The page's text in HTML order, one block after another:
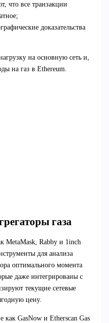
что все транзакции
доказательства
на основную сеть и,
на газ в Ethereum.
газа
MetaMask, Rabby и 1inch
для анализа
оптимального момента
даже интегрированы с
текущие сетевые
цену.
как GasNow и Etherscan Gas